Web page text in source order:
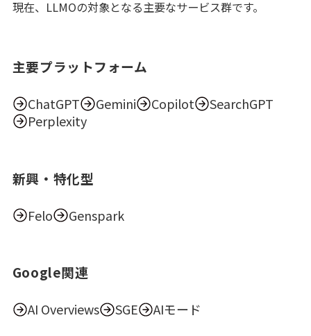
現在、LLMOの対象となる主要なサービス群です。
主要プラットフォーム
ChatGPT Gemini Copilot
SearchGPT
Perplexity
新興・特化型
Felo Genspark
Google関連
AI Overviews SGE AIモード